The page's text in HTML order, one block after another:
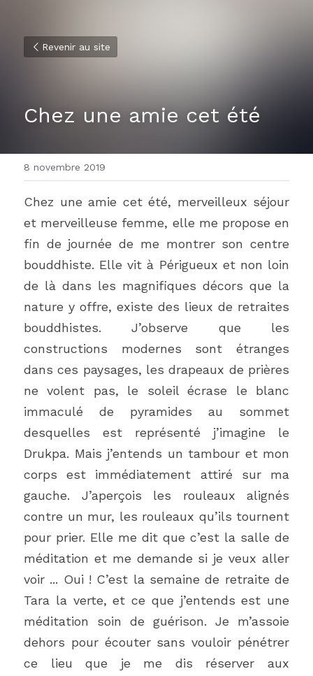
Revenir au site
Chez une amie cet été
8 novembre 2019
Chez une amie cet été, merveilleux séjour
et merveilleuse femme, elle me propose en
fin de journée de me montrer son centre
bouddhiste. Elle vit à Périgueux et non loin
de là dans les magnifiques décors que la
nature y offre, existe des lieux de retraites
bouddhistes. J’observe que les
constructions modernes sont étranges
dans ces paysages, les drapeaux de prières
ne volent pas, le soleil écrase le blanc
immaculé de pyramides au sommet
desquelles est représenté j’imagine le
Drukpa. Mais j’entends un tambour et mon
corps est immédiatement attiré sur ma
gauche. J’aperçois les rouleaux alignés
contre un mur, les rouleaux qu’ils tournent
pour prier. Elle me dit que c’est la salle de
méditation et me demande si je veux aller
voir ... Oui ! C’est la semaine de retraite de
Tara la verte, et ce que j’entends est une
méditation soin de guérison. Je m’assoie
dehors pour écouter sans vouloir pénétrer
ce lieu que je me dis réserver aux